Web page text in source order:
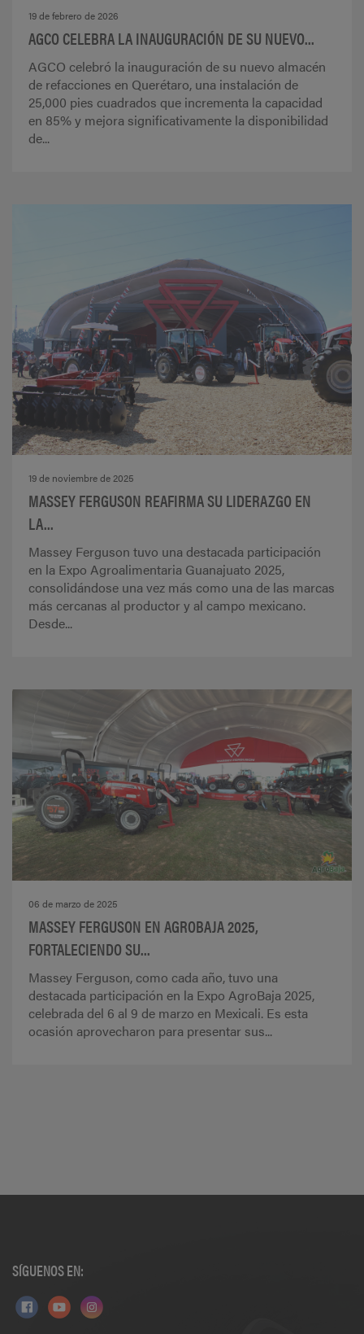
19 de febrero de 2026
AGCO CELEBRA LA INAUGURACIÓN DE SU NUEVO...
AGCO celebró la inauguración de su nuevo almacén
de refacciones en Querétaro, una instalación de
25,000 pies cuadrados que incrementa la capacidad
en 85% y mejora significativamente la disponibilidad
de...
19 de noviembre de 2025
MASSEY FERGUSON REAFIRMA SU LIDERAZGO EN
LA...
Massey Ferguson tuvo una destacada participación
en la Expo Agroalimentaria Guanajuato 2025,
consolidándose una vez más como una de las marcas
más cercanas al productor y al campo mexicano.
Desde...
06 de marzo de 2025
MASSEY FERGUSON EN AGROBAJA 2025,
FORTALECIENDO SU...
Massey Ferguson, como cada año, tuvo una
destacada participación en la Expo AgroBaja 2025,
celebrada del 6 al 9 de marzo en Mexicali. Es esta
ocasión aprovecharon para presentar sus...
SÍGUENOS EN: